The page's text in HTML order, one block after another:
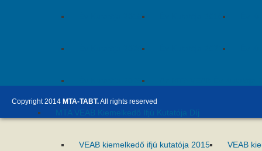
MTA VEAB Kiemelkedő Ifjú Kutatója Díj
VEAB kiemelkedő ifjú kutatója 2015 VEAB
Copyright 2014 MTA-TABT.All rights reserved